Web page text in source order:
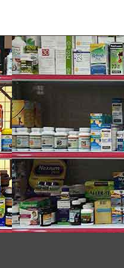
tế bào cho phép
mạnh mẽ. Nó
đơn vị kết
giúp
loãng xương.